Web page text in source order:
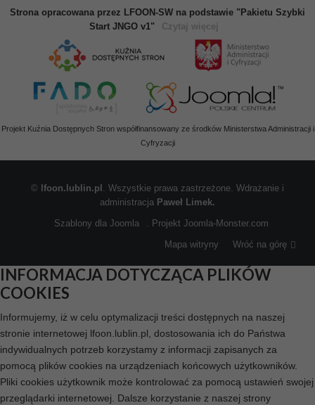
Strona opracowana przez LFOON-SW na podstawie "Pakietu Szybki
Start JNGO v1"
Czytaj więcej
Projekt Kuźnia Dostępnych Stron współfinansowany ze środków Ministerstwa Administracji i
Cyfryzacji
© lfoon.lublin.pl . Wszystkie prawa zastrzeżone. Wdrażanie i
administracja Paweł Limek.
Szablony dla Joomla
. Projekt Joomla-Monster.com
Mapa witryny
Wróć na górę
INFORMACJA DOTYCZĄCA PLIKÓW
COOKIES
Informujemy, iż w celu optymalizacji treści dostępnych na naszej
stronie internetowej lfoon.lublin.pl, dostosowania ich do Państwa
indywidualnych potrzeb korzystamy z informacji zapisanych za
pomocą plików cookies na urządzeniach końcowych użytkowników.
Pliki cookies użytkownik może kontrolować za pomocą ustawień swojej
przeglądarki internetowej. Dalsze korzystanie z naszej strony